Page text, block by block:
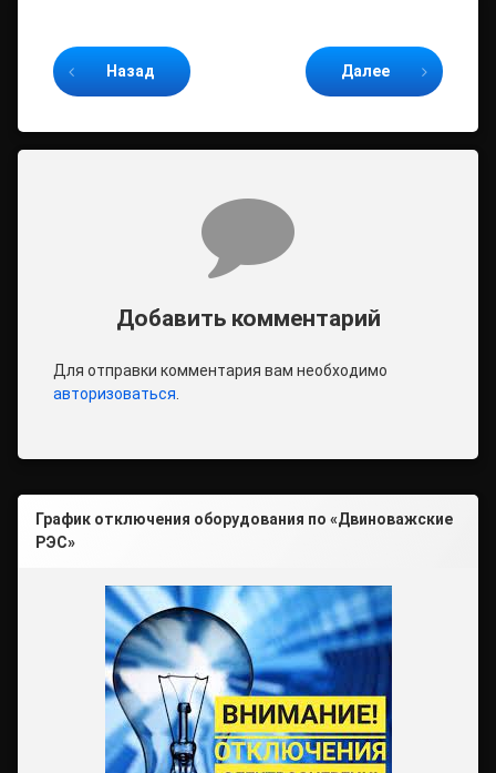
Назад Далее
Добавить комментарий
Для отправки комментария вам необходимо
авторизоваться
График отключения оборудования по «Двиноважские
РЭС»